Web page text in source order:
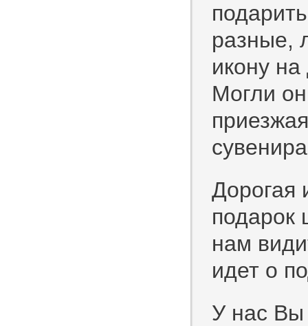
разные,
икону
Могли
Дорогая
подарок
нам
идет о
У нас Вы